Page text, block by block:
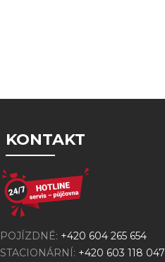
KONTAKT
POJÍZDNÉ: +420 604 265 654
STACIONÁRNÍ: +420 603 118 047